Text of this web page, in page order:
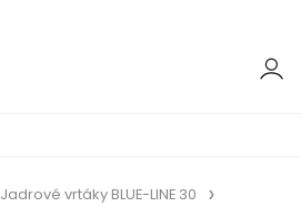
Jadrové vrtáky BLUE-LINE 30